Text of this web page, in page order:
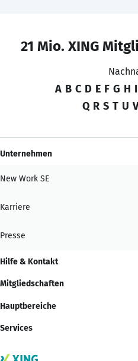
21 Mio. XING
A B C D E F G H I
Q R S T U V
Unternehmen
New Work SE
Karriere
Presse
Hilfe & Kontakt
Mitgliedschaften
Hauptbereiche
Services